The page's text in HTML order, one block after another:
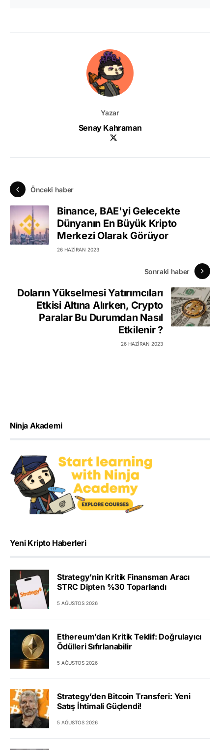
Yazar
Senay Kahraman
Önceki haber
Binance, BAE'yi Gelecekte
Dünyanın En Büyük Kripto
Merkezi Olarak Görüyor
26 HAZIRAN 2023
Sonraki haber
Doların Yükselmesi Yatırımcıları
Etkisi Altına Alırken, Crypto
Paralar Bu Durumdan Nasıl
Etkilenir ?
26 HAZIRAN 2023
Ninja Akademi
Yeni Kripto Haberleri
Strategy’nin Kritik Finansman Aracı
STRC Dipten %30 Toparlandı
5 AĞUSTOS 2026
Ethereum’dan Kritik Teklif: Doğrulayıcı
Ödülleri Sıfırlanabilir
5 AĞUSTOS 2026
Strategy’den Bitcoin Transferi: Yeni
Satış İhtimali Güçlendi!
5 AĞUSTOS 2026